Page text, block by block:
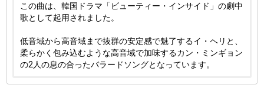
この曲は、韓国ドラマ「ビューティー・インサイド」の劇中
歌として起用されました。
低音域から高音域まで抜群の安定感で魅了するイ・ヘリと、
柔らかく包み込むような高音域で加味するカン・ミンギョン
の2人の息の合ったバラードソングとなっています。